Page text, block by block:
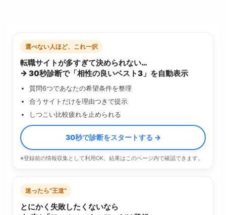
選べない人ほど、これ一択
転職サイトが多すぎて決められない…
→ 30秒診断で「相性の良いベスト3」を自動表示
質問6つであなたの希望条件を整理
合うサイトだけを理由つきで提示
しつこい比較疲れを止められる
30秒で診断をスタートする →
※登録前の情報収集として利用OK。結果はこのページ内で確認できます。
迷ったら“王道”
とにかく失敗したくないなら